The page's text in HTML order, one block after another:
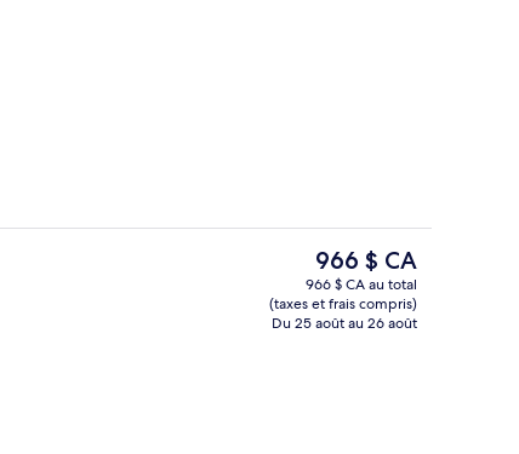
le déjeuner, le dîner et le souper Vue aérienne
Le
prix
actuel
est
966 $ CA
966 $ CA au total
(taxes et frais compris)
Du 25 août au 26 août